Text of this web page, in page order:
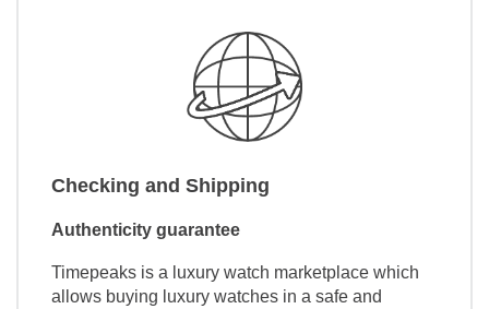
Checking and Shipping
Authenticity guarantee
Timepeaks is a luxury watch marketplace which
allows buying luxury watches in a safe and